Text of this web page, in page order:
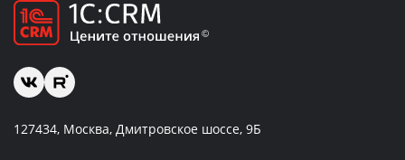
127434, Москва, Дмитровское шоссе, 9Б